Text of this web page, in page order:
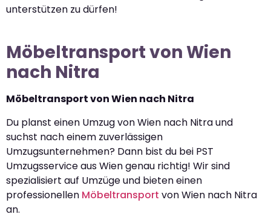
unterstützen zu dürfen!
Möbeltransport von Wien
nach Nitra
Möbeltransport von Wien nach Nitra
Du planst einen Umzug von Wien nach Nitra und
suchst nach einem zuverlässigen
Umzugsunternehmen? Dann bist du bei PST
Umzugsservice aus Wien genau richtig! Wir sind
spezialisiert auf Umzüge und bieten einen
professionellen Möbeltransport von Wien nach Nitra
an.